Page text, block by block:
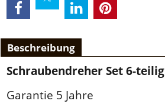
Beschreibung
Schraubendreher Set 6-teilig
Garantie 5 Jahre